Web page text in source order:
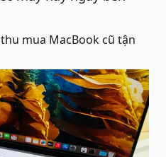
thu mua MacBook cũ tận